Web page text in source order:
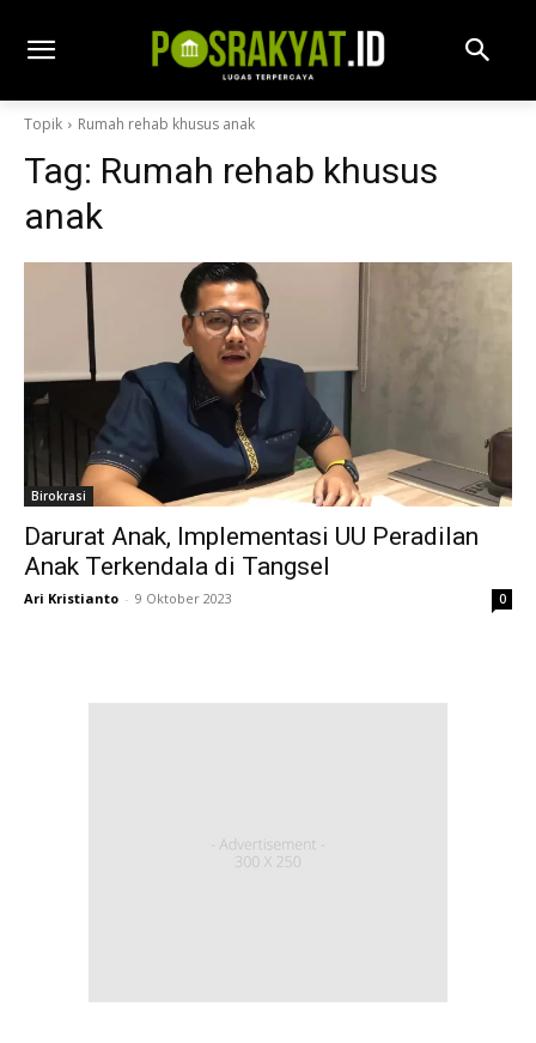
Topik Rumah rehab khusus anak
Tag: Rumah rehab khusus
anak
Birokrasi
Darurat Anak, Implementasi UU Peradilan
Anak Terkendala di Tangsel
Ari Kristianto - 9 Oktober 2023 0